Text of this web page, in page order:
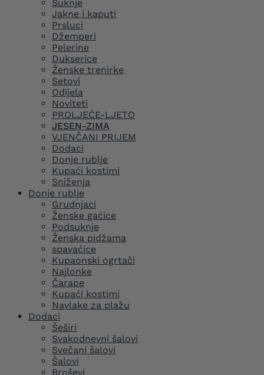
Suknje
Jakne i kaputi
Prsluci
Džemperi
Pelerine
Dukserice
Ženske trenirke
Setovi
Odijela
Noviteti
PROLJEĆE-LJETO
JESEN-ZIMA
VJENČANI PRIJEM
Dodaci
Donje rublje
Kupaći kostimi
Sniženja
Donje rublje
Grudnjaci
Ženske gaćice
Podsuknje
Ženska pidžama
spavaćice
Kupaonski ogrtači
Najlonke
Čarape
Kupaći kostimi
Navlake za plažu
Dodaci
Šeširi
Svakodnevni šalovi
Svečani šalovi
Šalovi
Broševi